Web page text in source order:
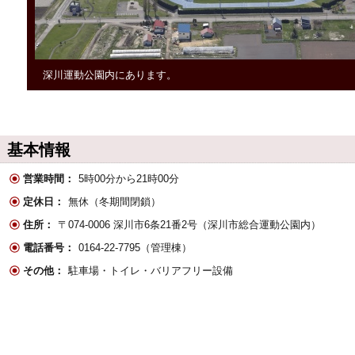
深川運動公園内にあります。
基本情報
営業時間：
5時00分から21時00分
定休日：
無休（冬期間閉鎖）
住所：
〒074-0006 深川市6条21番2号（深川市総合運動公園内）
電話番号：
0164-22-7795（管理棟）
その他：
駐車場・トイレ・バリアフリー設備